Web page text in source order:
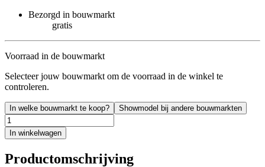
Bezorgd in bouwmarkt
gratis
Voorraad in de bouwmarkt
Selecteer jouw bouwmarkt om de voorraad in de winkel te
controleren.
In welke bouwmarkt te koop? Showmodel bij andere bouwmarkten
In winkelwagen
Productomschrijving